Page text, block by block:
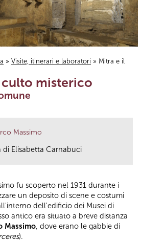
» Visite, itinerari e laboratori » Mitra e il
misterico
Massimo
di Elisabetta Carnabuci
fu scoperto nel 1931 durante i
un deposito di scene e costumi
dell'edificio dei Musei di
antico era situato a breve distanza
Massimo, dove erano le gabbie di
).